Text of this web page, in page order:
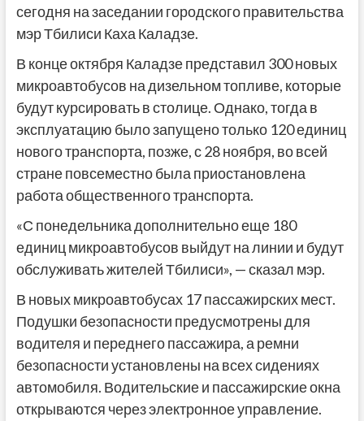
сегодня на заседании городского правительства
мэр Тбилиси Каха Каладзе.
В конце октября Каладзе представил 300 новых
микроавтобусов на дизельном топливе, которые
будут курсировать в столице. Однако, тогда в
эксплуатацию было запущено только 120 единиц
нового транспорта, позже, с 28 ноября, во всей
стране повсеместно была приостановлена
работа общественного транспорта.
«С понедельника дополнительно еще 180
единиц микроавтобусов выйдут на линии и будут
обслуживать жителей Тбилиси», — сказал мэр.
В новых микроавтобусах 17 пассажирских мест.
Подушки безопасности предусмотрены для
водителя и переднего пассажира, а ремни
безопасности установлены на всех сидениях
автомобиля. Водительские и пассажирские окна
открываются через электронное управление.